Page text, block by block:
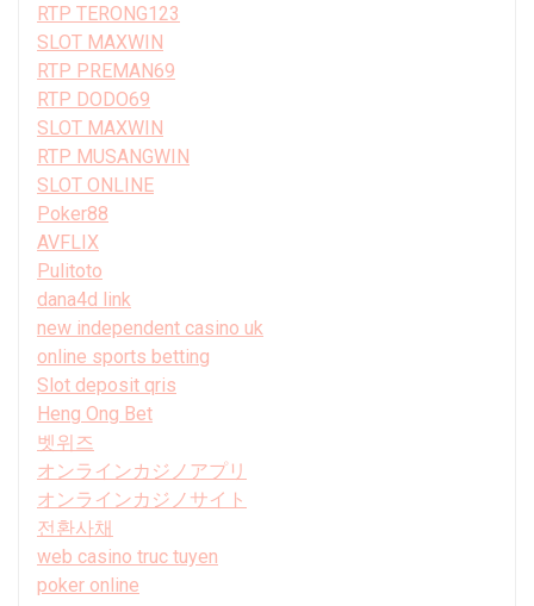
RTP TERONG123
SLOT MAXWIN
RTP PREMAN69
RTP DODO69
SLOT MAXWIN
RTP MUSANGWIN
SLOT ONLINE
Poker88
AVFLIX
Pulitoto
dana4d link
new independent casino uk
online sports betting
Slot deposit qris
Heng Ong Bet
벳위즈
オンラインカジノアプリ
オンラインカジノサイト
전환사채
web casino truc tuyen
poker online